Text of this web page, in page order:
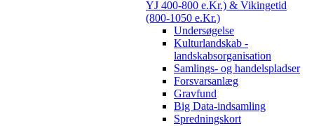
YJ 400-800 e.Kr.) & Vikingetid
(800-1050 e.Kr.)
Undersøgelse
Kulturlandskab -
landskabsorganisation
Samlings- og handelspladser
Forsvarsanlæg
Gravfund
Big Data-indsamling
Spredningskort